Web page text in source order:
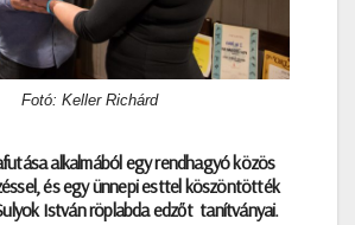
Fotó: Keller Richárd
alkalmából egy rendhagyó közös
és egy ünnepi esttel köszöntötték
István röplabda edzőt tanítványai.